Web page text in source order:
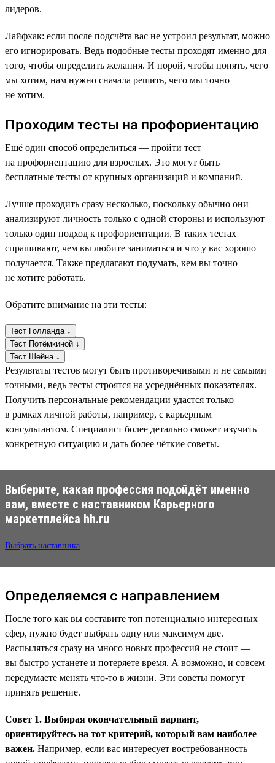
лидеров.
Лайфхак: если после подсчёта вас не устроил результат, можно
его игнорировать. Ведь подобные тесты проходят именно для
того, чтобы определить желания. И порой, чтобы понять, чего
мы хотим, нам нужно сначала решить, чего мы точно
не хотим.
Проходим тесты на профориентацию
Ещё один способ определиться — пройти тест
на профориентацию для взрослых. Это могут быть
бесплатные тесты от крупных организаций и компаний.
Лучше проходить сразу несколько, поскольку обычно они
анализируют личность только с одной стороны и используют
только один подход к профориентации. В таких тестах
спрашивают, чем вы любите заниматься и что у вас хорошо
получается. Также предлагают подумать, кем вы точно
не хотите работать.
Обратите внимание на эти тесты:
Тест Голланда ↓
Тест Потёмкиной ↓
Тест Шейна ↓
Результаты тестов могут быть противоречивыми и не самыми
точными, ведь тесты строятся на усреднённых показателях.
Получить персональные рекомендации удастся только
в рамках личной работы, например, с карьерным
консультантом. Специалист более детально сможет изучить
конкретную ситуацию и дать более чёткие советы.
Выберите, какая профессия подойдёт именно
вам, вместе с наставником Карьерного
маркетплейса hh.ru
Выбрать наставника
Определяемся с направлением
После того как вы составите топ потенциально интересных
сфер, нужно будет выбрать одну или максимум две.
Распыляться сразу на много новых профессий не стоит —
вы быстро устанете и потеряете время. А возможно, и совсем
передумаете менять что-то в жизни. Эти советы помогут
принять решение.
Совет 1. Выбирая окончательный вариант,
ориентируйтесь на тот критерий, который вам наиболее
важен. Например, если вас интересует востребованность